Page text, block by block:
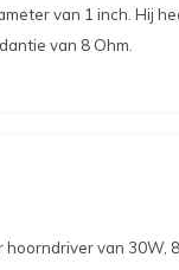
van 1 inch. Hij
van 8 Ohm.
van 30W,